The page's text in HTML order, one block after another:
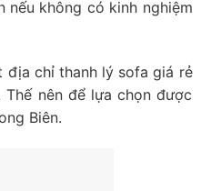
nếu không có kinh nghiệm
địa chỉ thanh lý sofa giá rẻ
nên để lựa chọn được
Biên.